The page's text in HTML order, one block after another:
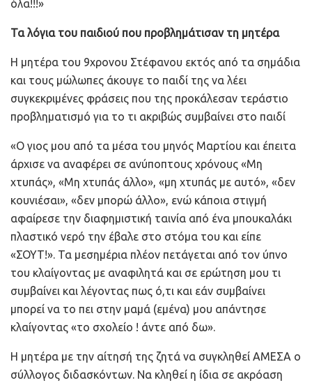
όλα!!!»
Τα λόγια του παιδιού που προβλημάτισαν τη μητέρα
Η μητέρα του 9χρονου Στέφανου εκτός από τα σημάδια
και τους μώλωπες άκουγε το παιδί της να λέει
συγκεκριμένες φράσεις που της προκάλεσαν τεράστιο
προβληματισμό για το τι ακριβώς συμβαίνει στο παιδί
«Ο γιος μου από τα μέσα του μηνός Μαρτίου και έπειτα
άρχισε να αναφέρει σε ανύποπτους χρόνους «Μη
χτυπάς», «Μη χτυπάς άλλο», «μη χτυπάς με αυτό», «δεν
κουνιέσαι», «δεν μπορώ άλλο», ενώ κάποια στιγμή
αφαίρεσε την διαφημιστική ταινία από ένα μπουκαλάκι
πλαστικό νερό την έβαλε στο στόμα του και είπε
«ΣΟΥΤ!». Τα μεσημέρια πλέον πετάγεται από τον ύπνο
του κλαίγοντας με αναφιλητά και σε ερώτηση μου τι
συμβαίνει και λέγοντας πως ό,τι και εάν συμβαίνει
μπορεί να το πει στην μαμά (εμένα) μου απάντησε
κλαίγοντας «το σχολείο ! άντε από δω».
Η μητέρα με την αίτησή της ζητά να συγκληθεί ΑΜΕΣΑ ο
σύλλογος διδασκόντων. Να κληθεί η ίδια σε ακρόαση